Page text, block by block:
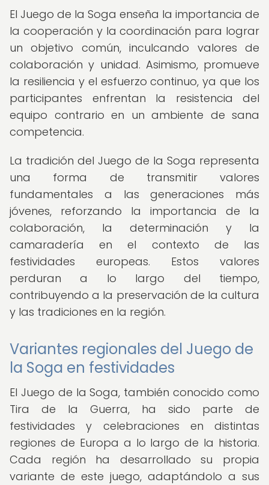
El Juego de la Soga enseña la importancia de
la cooperación y la coordinación para lograr
un objetivo común, inculcando valores de
colaboración y unidad. Asimismo, promueve
la resiliencia y el esfuerzo continuo, ya que los
participantes enfrentan la resistencia del
equipo contrario en un ambiente de sana
competencia.
La tradición del Juego de la Soga representa
una forma de transmitir valores
fundamentales a las generaciones más
jóvenes, reforzando la importancia de la
colaboración, la determinación y la
camaradería en el contexto de las
festividades europeas. Estos valores
perduran a lo largo del tiempo,
contribuyendo a la preservación de la cultura
y las tradiciones en la región.
Variantes regionales del Juego de
la Soga en festividades
El Juego de la Soga, también conocido como
Tira de la Guerra, ha sido parte de
festividades y celebraciones en distintas
regiones de Europa a lo largo de la historia.
Cada región ha desarrollado su propia
variante de este juego, adaptándolo a sus